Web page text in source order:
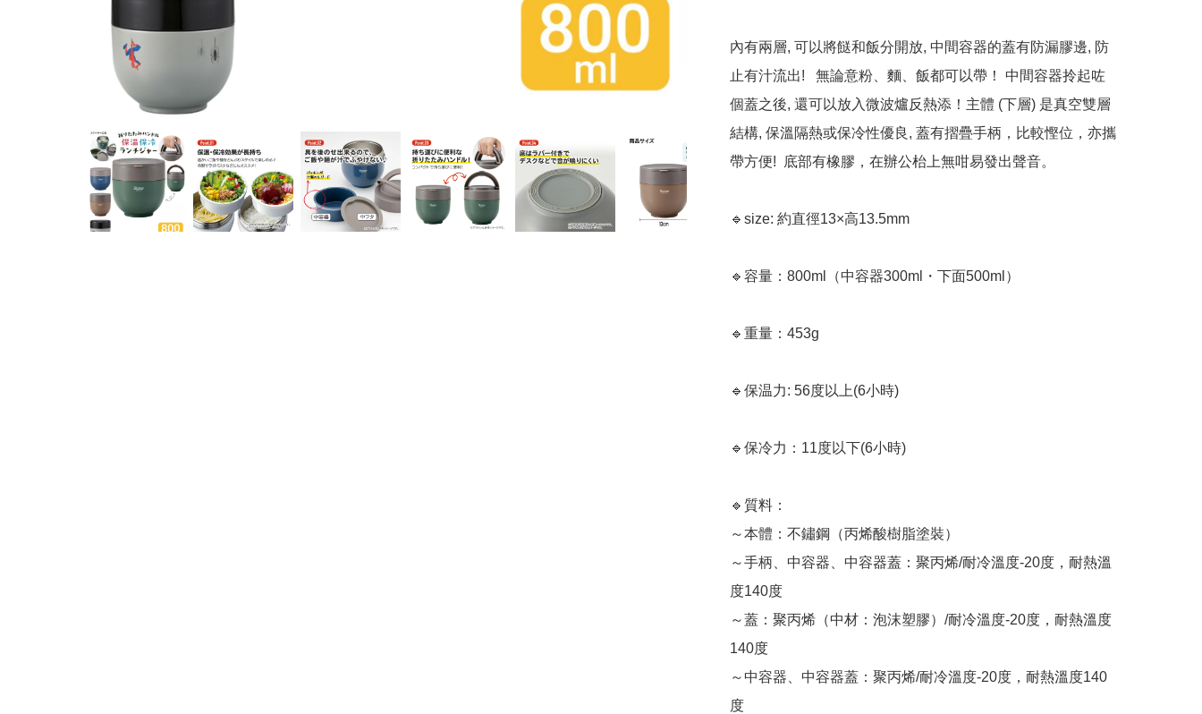
內有兩層, 可以將餸和飯分開放, 中間容器的蓋有防漏膠邊, 防
止有汁流出!   無論意粉、麵、飯都可以帶！ 中間容器拎起咗
個蓋之後, 還可以放入微波爐反熱添！主體 (下層) 是真空雙層
結構, 保溫隔熱或保冷性優良, 蓋有摺疊手柄，比較慳位，亦攜
帶方便!  底部有橡膠，在辦公枱上無咁易發出聲音。
🔹size: 約直徑13×高13.5mm
🔹容量：800ml（中容器300ml・下面500ml）
🔹重量：453g
🔹保温力: 56度以上(6小時)
🔹保冷力：11度以下(6小時)
🔹質料：
～本體：不鏽鋼（丙烯酸樹脂塗裝）
～手柄、中容器、中容器蓋：聚丙烯/耐冷溫度-20度，耐熱溫
度140度
～蓋：聚丙烯（中材：泡沫塑膠）/耐冷溫度-20度，耐熱溫度
140度
～中容器、中容器蓋：聚丙烯/耐冷溫度-20度，耐熱溫度140
度